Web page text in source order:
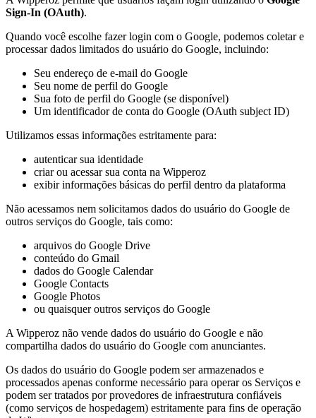
Sign-In (OAuth).
Quando você escolhe fazer login com o Google, podemos coletar e
processar dados limitados do usuário do Google, incluindo:
Seu endereço de e-mail do Google
Seu nome de perfil do Google
Sua foto de perfil do Google (se disponível)
Um identificador de conta do Google (OAuth subject ID)
Utilizamos essas informações estritamente para:
autenticar sua identidade
criar ou acessar sua conta na Wipperoz
exibir informações básicas do perfil dentro da plataforma
Não acessamos nem solicitamos dados do usuário do Google de
outros serviços do Google, tais como:
arquivos do Google Drive
conteúdo do Gmail
dados do Google Calendar
Google Contacts
Google Photos
ou quaisquer outros serviços do Google
A Wipperoz não vende dados do usuário do Google e não
compartilha dados do usuário do Google com anunciantes.
Os dados do usuário do Google podem ser armazenados e
processados apenas conforme necessário para operar os Serviços e
podem ser tratados por provedores de infraestrutura confiáveis
(como serviços de hospedagem) estritamente para fins de operação